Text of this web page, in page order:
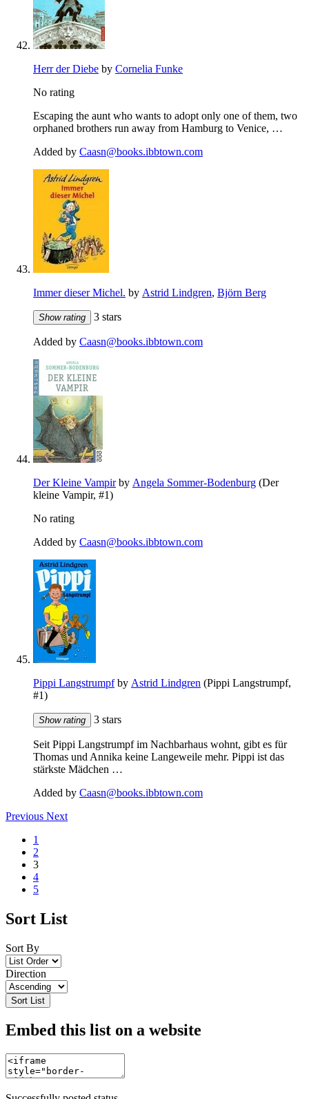
Herr der Diebe by Cornelia Funke
No rating
Escaping the aunt who wants to adopt only one of them, two
orphaned brothers run away from Hamburg to Venice, …
Added by Caasn@books.ibbtown.com
Immer dieser Michel. by Astrid Lindgren, Björn Berg
Show rating 3 stars
Added by Caasn@books.ibbtown.com
Der Kleine Vampirby Angela Sommer-Bodenburg (Der
kleine Vampir, #1)
No rating
Added by Caasn@books.ibbtown.com
Pippi Langstrumpfby Astrid Lindgren (Pippi Langstrumpf,
#1)
Show rating 3 stars
Seit Pippi Langstrumpf im Nachbarhaus wohnt, gibt es für
Thomas und Annika keine Langeweile mehr. Pippi ist das
stärkste Mädchen …
Added by Caasn@books.ibbtown.com
Previous Next
1
2
3
4
5
Sort List
Sort By
Direction
Sort List
Embed this list on a website